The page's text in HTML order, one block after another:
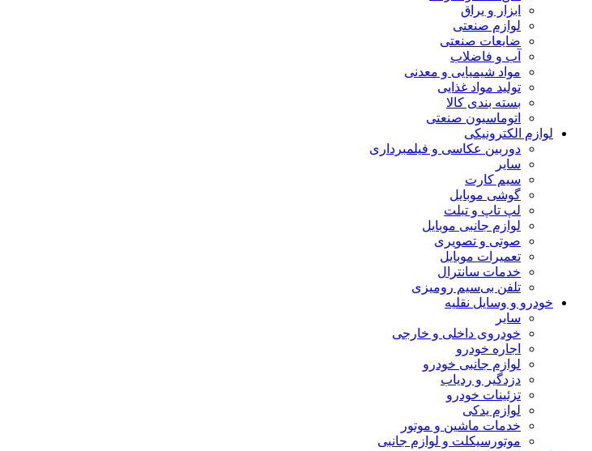
ابزار و یراق
لوازم صنعتی
ضایعات صنعتی
آب و فاضلاب
مواد شیمیایی و معدنی
تولید مواد غذایی
بسته بندی کالا
اتوماسیون صنعتی
لوازم الکترونیکی
دوربین عکاسی و فیلمبرداری
سایر
سیم کارت
گوشی موبایل
لپ تاپ و تبلت
لوازم جانبی موبایل
صوتی و تصویری
تعمیرات موبایل
خدمات سانترال
تلفن بی‌سیم رومیزی
خودرو و وسایل نقلیه
سایر
خودروی داخلی و خارجی
اجاره خودرو
لوازم جانبی خودرو
دزدگیر و ردیاب
تزئینات خودرو
لوازم یدکی
خدمات ماشین و موتور
موتورسیکلت و لوازم جانبی